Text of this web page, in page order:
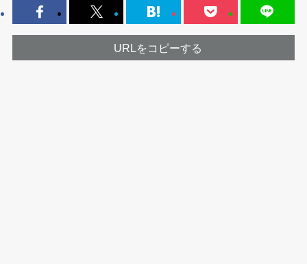
URLをコピーする